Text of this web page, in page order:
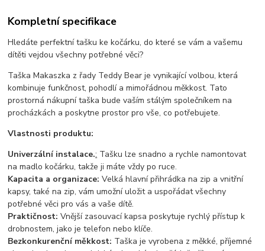
Kompletní specifikace
Hledáte perfektní tašku ke kočárku, do které se vám a vašemu
dítěti vejdou všechny potřebné věci?
Taška Makaszka z řady Teddy Bear je vynikající volbou, která
kombinuje funkčnost, pohodlí a mimořádnou měkkost. Tato
prostorná nákupní taška bude vaším stálým společníkem na
procházkách a poskytne prostor pro vše, co potřebujete.
Vlastnosti produktu:
Univerzální instalace.: Tašku lze snadno a rychle namontovat
na madlo kočárku, takže ji máte vždy po ruce.
Kapacita a organizace: Velká hlavní přihrádka na zip a vnitřní
kapsy, také na zip, vám umožní uložit a uspořádat všechny
potřebné věci pro vás a vaše dítě.
Praktičnost: Vnější zasouvací kapsa poskytuje rychlý přístup k
drobnostem, jako je telefon nebo klíče.
Bezkonkurenční měkkost: Taška je vyrobena z měkké, příjemné